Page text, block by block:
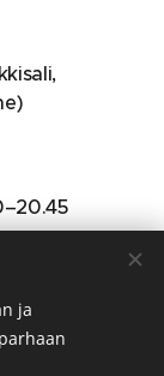
alkamista
ja